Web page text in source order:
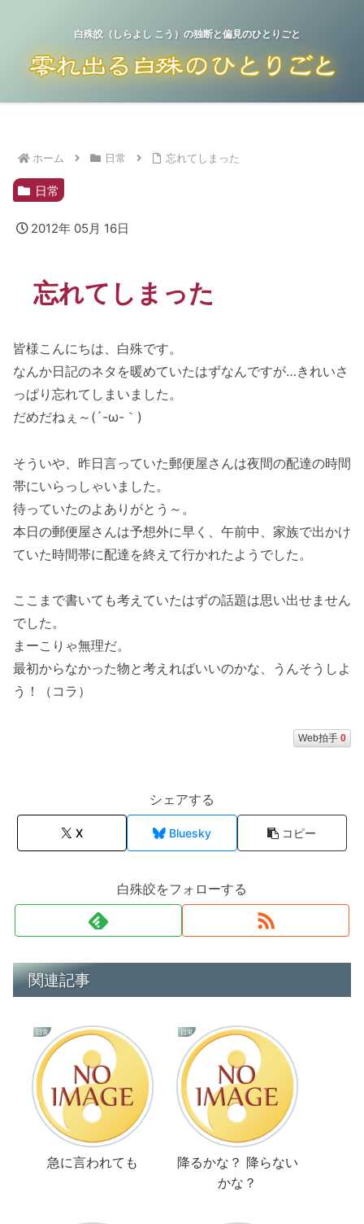
白殊皎（しらよし こう）の独断と偏見のひとりごと
ホーム 日常 忘れてしまった
日常
2012年 05月 16日
忘れてしまった
皆様こんにちは、白殊です。
なんか日記のネタを暖めていたはずなんですが…きれいさ
っぱり忘れてしまいました。
だめだねぇ～(´-ω-｀)
そういや、昨日言っていた郵便屋さんは夜間の配達の時間
帯にいらっしゃいました。
待っていたのよありがとう～。
本日の郵便屋さんは予想外に早く、午前中、家族で出かけ
ていた時間帯に配達を終えて行かれたようでした。
ここまで書いても考えていたはずの話題は思い出せません
でした。
まーこりゃ無理だ。
最初からなかった物と考えればいいのかな、うんそうしよ
う！（コラ）
Web拍手 0
シェアする
X Bluesky コピー
白殊皎をフォローする
関連記事
日常
急に言われても
日常
降るかな？ 降らない
かな？